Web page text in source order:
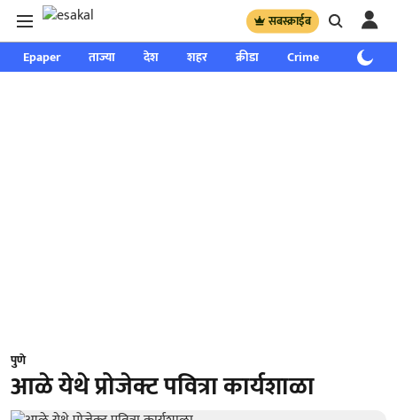
सबस्क्राईब
Epaper ताज्या देश शहर क्रीडा Crime साप्ताहिक
पुणे
आळे येथे प्रोजेक्ट पवित्रा कार्यशाळा